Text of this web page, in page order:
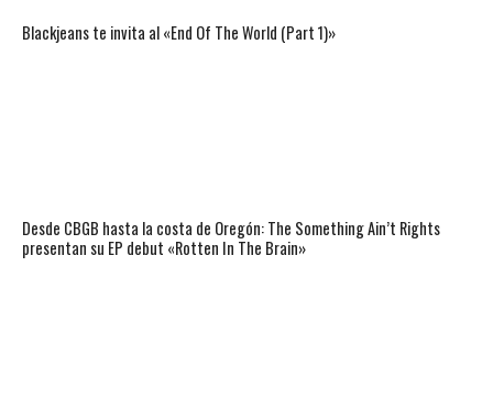
Blackjeans te invita al «End Of The World (Part 1)»
Desde CBGB hasta la costa de Oregón: The Something Ain’t Rights
presentan su EP debut «Rotten In The Brain»